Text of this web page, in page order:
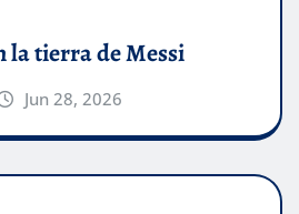
la tierra de Messi
Jun 28, 2026